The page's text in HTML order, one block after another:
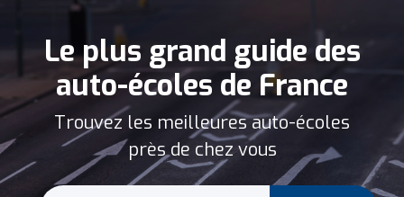
Le plus grand guide des
auto-écoles de France
Trouvez les meilleures auto-écoles
près de chez vous